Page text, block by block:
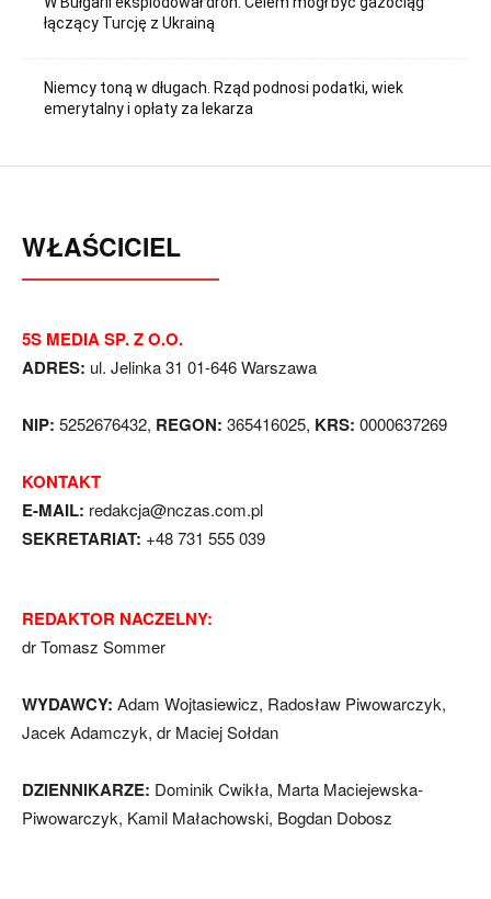
łączący Turcję z Ukrainą
Niemcy toną w długach. Rząd podnosi podatki, wiek
emerytalny i opłaty za lekarza
WŁAŚCICIEL
5S MEDIA SP. Z O.O.
ADRES: ul. Jelinka 31 01-646 Warszawa
NIP: 5252676432, REGON: 365416025, KRS: 0000637269
KONTAKT
E-MAIL: redakcja@nczas.com.pl
SEKRETARIAT: +48 731 555 039
REDAKTOR NACZELNY:
dr Tomasz Sommer
WYDAWCY: Adam Wojtasiewicz, Radosław Piwowarczyk,
Jacek Adamczyk, dr Maciej Sołdan
DZIENNIKARZE: Dominik Cwikła, Marta Maciejewska-
Piwowarczyk, Kamil Małachowski, Bogdan Dobosz